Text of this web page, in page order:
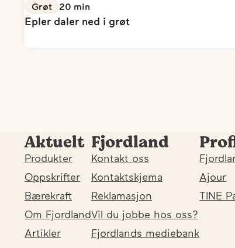
Grøt 20 min
Epler daler ned i grøt
Aktuelt
Produkter
Oppskrifter
Bærekraft
Om Fjordland
Artikler
Fjordland
Kontakt oss
Kontaktskjema
Reklamasjon
Vil du jobbe hos oss?
Fjordlands mediebank
Ajour
TINE